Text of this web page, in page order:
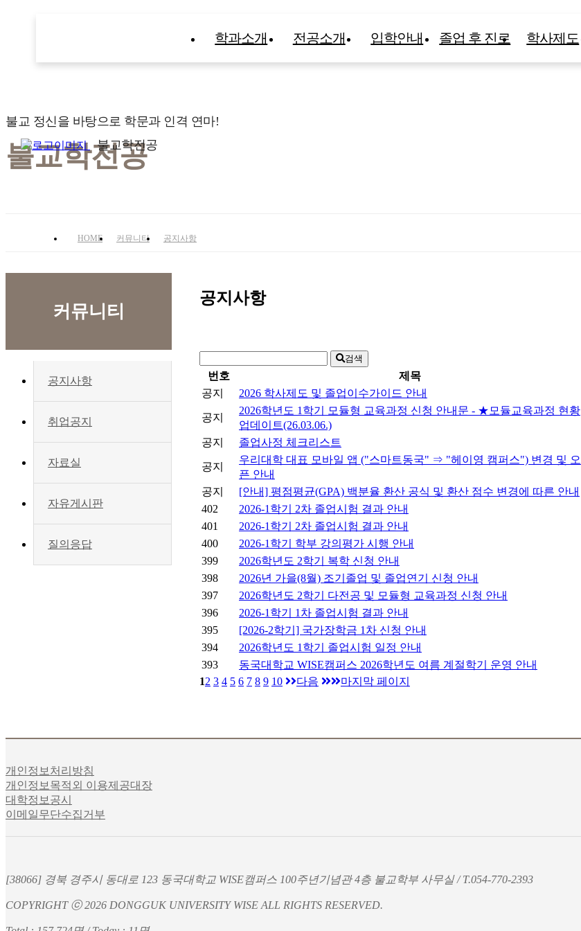
불교학전공
학과소개 전공소개 입학안내 졸업 후 진로 학사제도
불교 정신을 바탕으로 학문과 인격 연마!
불교학전공
HOME 커뮤니티 공지사항
커뮤니티
공지사항
취업공지
자료실
자유게시판
질의응답
공지사항
검색
번호 제목
공지
2026 학사제도 및 졸업이수가이드 안내
공지
2026학년도 1학기 모듈형 교육과정 신청 안내문 - ★모듈교육과정 현황
업데이트(26.03.06.)
공지 졸업사정 체크리스트
공지
우리대학 대표 모바일 앱 ("스마트동국" ⇒ "헤이영 캠퍼스") 변경 및 오
픈 안내
공지 [안내] 평점평균(GPA) 백분율 환산 공식 및 환산 점수 변경에 따른 안내
402
2026-1학기 2차 졸업시험 결과 안내
401
2026-1학기 2차 졸업시험 결과 안내
400
2026-1학기 학부 강의평가 시행 안내
399
2026학년도 2학기 복학 신청 안내
398
2026년 가을(8월) 조기졸업 및 졸업연기 신청 안내
397
2026학년도 2학기 다전공 및 모듈형 교육과정 신청 안내
396
2026-1학기 1차 졸업시험 결과 안내
395
[2026-2학기] 국가장학금 1차 신청 안내
394
2026학년도 1학기 졸업시험 일정 안내
393
동국대학교 WISE캠퍼스 2026학년도 여름 계절학기 운영 안내
12 3 4 5 6 7 8 9 10 다음 마지막 페이지
개인정보처리방침
개인정보목적외 이용제공대장
대학정보공시
이메일무단수집거부
[38066] 경북 경주시 동대로 123 동국대학교 WISE캠퍼스 100주년기념관 4층 불교학부 사무실 / T.054-770-2393
COPYRIGHT ⓒ 2026 DONGGUK UNIVERSITY WISE ALL RIGHTS RESERVED.